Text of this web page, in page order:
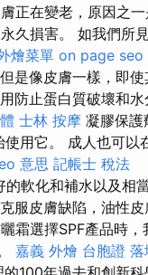
正在變老，原因之一
久損害。 如我們所
燴菜單 on page seo
是像皮膚一樣，即使
防止蛋白質破壞和水
士林 按摩 凝膠保護
用它。 成人也可以
意思 記帳士 稅法
軟化和補水以及相
服皮膚缺陷，油性皮
霜選擇SPF產品時，
嘉義 外燴 台胞證 落